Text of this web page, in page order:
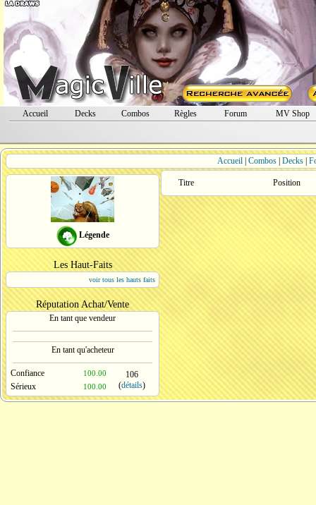
Accueil Decks Combos Règles Forum MV Shop
Accueil Combos Decks
Légende
Les Haut-Faits
voir tous les hauts faits
Réputation Achat/Vente
En tant que vendeur
En tant qu'acheteur
Confiance 100.00
106
(détails)
Sérieux 100.00
Titre Position